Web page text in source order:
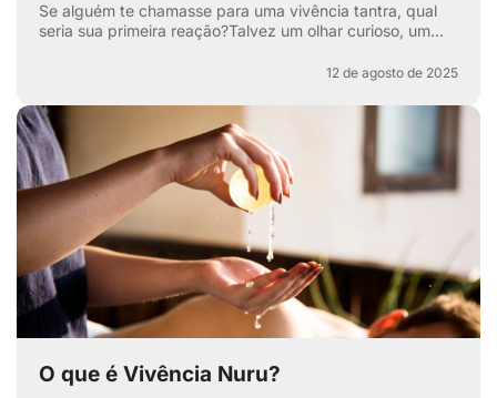
Se alguém te chamasse para uma vivência tantra, qual
seria sua primeira reação?Talvez um olhar curioso, um
12 de agosto de 2025
O que é Vivência Nuru?